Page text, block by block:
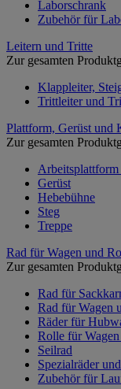
Laborschrank
Zubehör für
Leitern und Tritte
Zur gesamten
Klappleiter,
Trittleiter und
Plattform, Gerüst und
Zur gesamten
Gerüst
Hebebühne
Steg
Treppe
Rad für Wagen und
Zur gesamten
Rad für
Rad für Wagen
Räder für
Rolle für
Seilrad
Spezialräder
Zubehör für